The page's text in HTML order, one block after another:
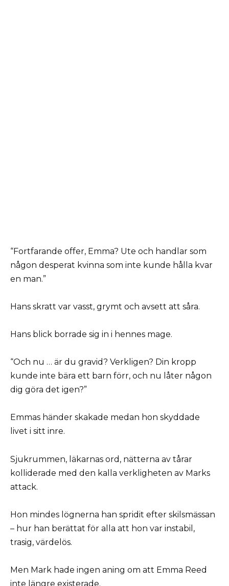
“Fortfarande offer, Emma? Ute och handlar som
någon desperat kvinna som inte kunde hålla kvar
en man.”
Hans skratt var vasst, grymt och avsett att såra.
Hans blick borrade sig in i hennes mage.
“Och nu … är du gravid? Verkligen? Din kropp
kunde inte bära ett barn förr, och nu låter någon
dig göra det igen?”
Emmas händer skakade medan hon skyddade
livet i sitt inre.
Sjukrummen, läkarnas ord, nätterna av tårar
kolliderade med den kalla verkligheten av Marks
attack.
Hon mindes lögnerna han spridit efter skilsmässan
– hur han berättat för alla att hon var instabil,
trasig, värdelös.
Men Mark hade ingen aning om att Emma Reed
inte längre existerade.